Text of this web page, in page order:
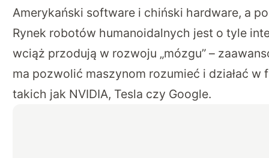
Amerykański software i chiński hardware, a
Rynek robotów humanoidalnych jest o tyle
wciąż przodują w rozwoju „mózgu” –
ma pozwolić maszynom rozumieć i działać
takich jak NVIDIA, Tesla czy Google.